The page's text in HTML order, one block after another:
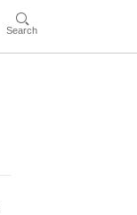
Search